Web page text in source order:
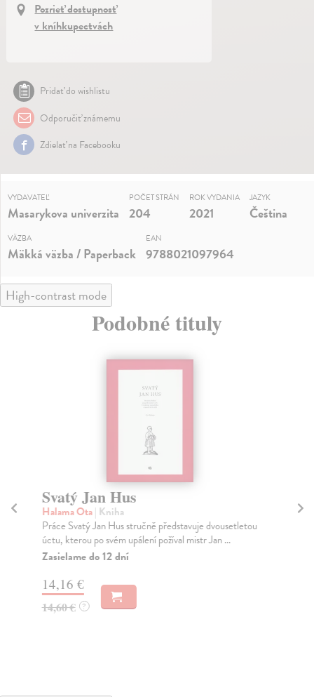
Pozrieť dostupnosť
v kníhkupectvách
Pridať do wishlistu
Odporučiť známemu
Zdielať na Facebooku
VYDAVATEĽ
Masarykova univerzita
POČET STRÁN
204
ROK VYDANIA
2021
JAZYK
Čeština
VÄZBA
Mäkká väzba / Paperback
EAN
9788021097964
High-contrast mode
Podobné tituly
Svatý Jan Hus
Halama Ota| Kniha
Práce Svatý Jan Hus stručně představuje dvousetletou
úctu, kterou po svém upálení požíval mistr Jan ...
Zasielame do 12 dní
14,16 €
14,60 € ?